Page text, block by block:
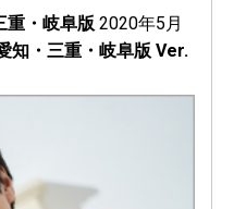
重・岐阜版 2020年5月
知・三重・岐阜版 Ver.